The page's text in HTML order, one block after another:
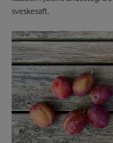
sveskesaft.